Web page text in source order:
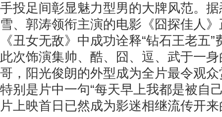
手投足间彰显魅力型男的大牌风范。
雪、郭涛领衔主演的电影《囧探佳人
《丑女无敌》中成功诠释“钻石王老五
此次饰演集帅、酷、囧、逗、武于一
哥，阳光俊朗的外型成为全片最令观
特别是片中一句“每天早上我都是被自
片上映首日已然成为影迷相继流传开